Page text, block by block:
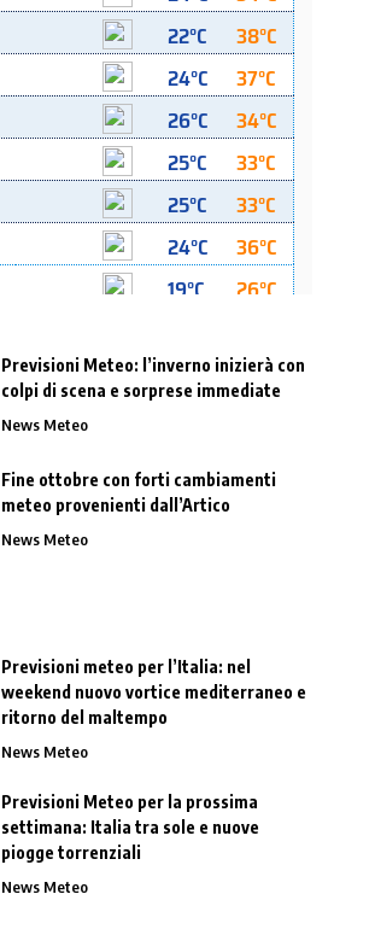
Previsioni Meteo: l’inverno inizierà con
colpi di scena e sorprese immediate
News Meteo
Fine ottobre con forti cambiamenti
meteo provenienti dall’Artico
News Meteo
Previsioni meteo per l’Italia: nel
weekend nuovo vortice mediterraneo e
ritorno del maltempo
News Meteo
Previsioni Meteo per la prossima
settimana: Italia tra sole e nuove
piogge torrenziali
News Meteo